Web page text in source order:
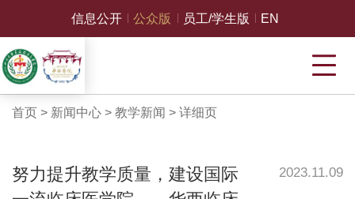
信息公开 公众版 员工/学生版 EN
首页 > 新闻中心> 教学新闻 > 详细页
努力提升教学质量，建设国际
2023.11.09